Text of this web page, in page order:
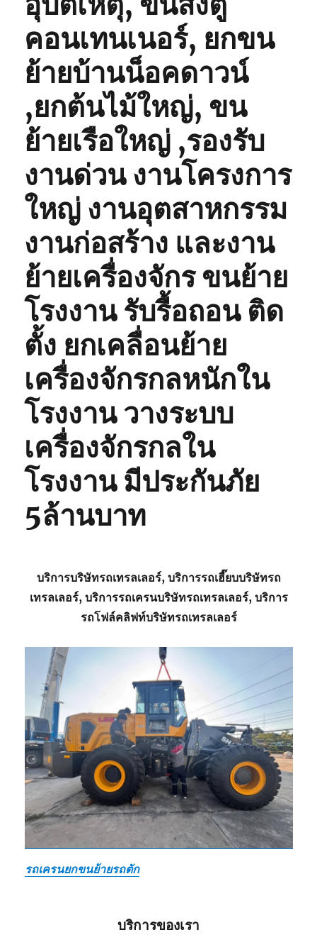
คอนเทนเนอร์, ยกขน
ย้ายบ้านน็อคดาวน์
,ยกต้นไม้ใหญ่, ขน
ย้ายเรือใหญ่ ,รองรับ
งานด่วน งานโครงการ
ใหญ่ งานอุตสาหกรรม
งานก่อสร้าง และงาน
ย้ายเครื่องจักร ขนย้าย
โรงงาน รับรื้อถอน ติด
ตั้ง ยกเคลื่อนย้าย
เครื่องจักรกลหนักใน
โรงงาน วางระบบ
เครื่องจักรกลใน
โรงงาน มีประกันภัย
5ล้านบาท
บริการบริษัทรถเทรลเลอร์, บริการรถเฮี๊ยบบริษัทรถ
เทรลเลอร์, บริการรถเครนบริษัทรถเทรลเลอร์, บริการ
รถโฟล์คลิฟท์บริษัทรถเทรลเลอร์
รถเครนยกขนย้ายรถตัก
บริการของเรา